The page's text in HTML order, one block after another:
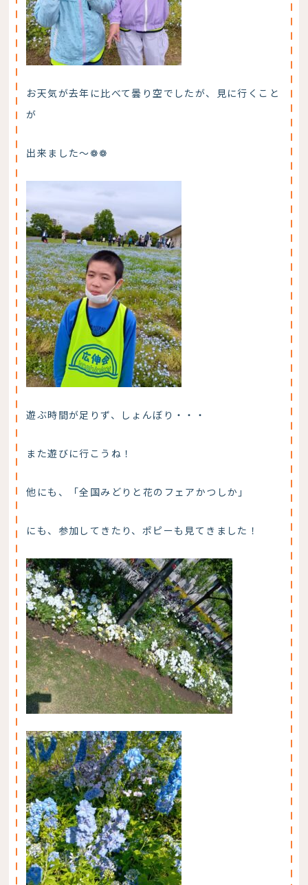
お天気が去年に比べて曇り空でしたが、見に行くこと
が
出来ました～❁❁
遊ぶ時間が足りず、しょんぼり・・・
また遊びに行こうね！
他にも、「全国みどりと花のフェアかつしか」
にも、参加してきたり、ポピーも見てきました！